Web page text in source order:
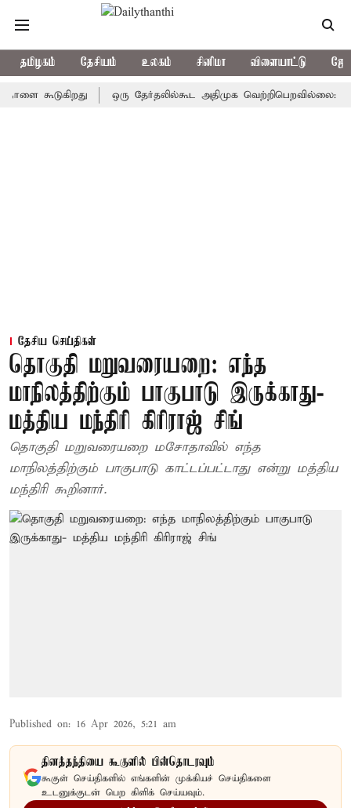
தமிழகம் தேசியம் உலகம் சினிமா விளையாட்டு
ஒரு தேர்தலில்கூட அதிமுக வெற்றிபெறவில்லை:
தேசிய செய்திகள்
தொகுதி மறுவரையறை: எந்த
மாநிலத்திற்கும் பாகுபாடு இருக்காது-
மத்திய மந்திரி கிரிராஜ் சிங்
தொகுதி மறுவரையறை மசோதாவில் எந்த
மாநிலத்திற்கும் பாகுபாடு காட்டப்பட்டாது என்று மத்திய
மந்திரி கூறினார்.
Published on: 16 Apr 2026, 5:21 am
தினத்தந்தியை கூகுளில் பின்தொடரவும்
கூகுள் செய்திகளில் எங்களின் முக்கியச் செய்திகளை
உடனுக்குடன் பெற கிளிக் செய்யவும்.